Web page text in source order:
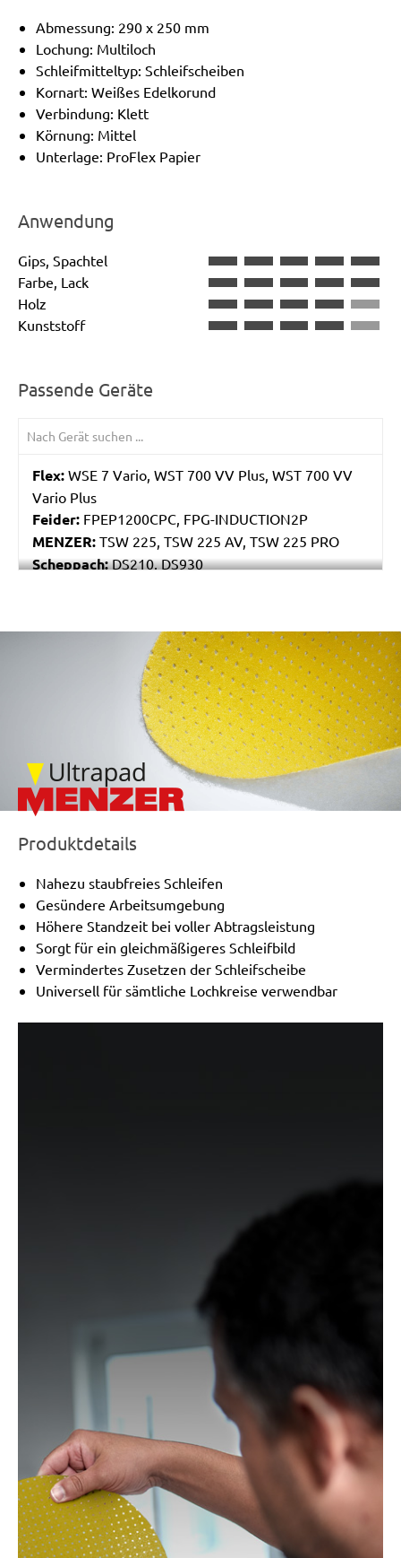
Abmessung: 290 x 250 mm
Lochung: Multiloch
Schleifmitteltyp: Schleifscheiben
Kornart: Weißes Edelkorund
Verbindung: Klett
Körnung: Mittel
Unterlage: ProFlex Papier
Anwendung
Gips, Spachtel
Farbe, Lack
Holz
Kunststoff
Passende Geräte
Flex: WSE 7 Vario, WST 700 VV Plus, WST 700 VV
Vario Plus
Feider: FPEP1200CPC, FPG-INDUCTION2P
MENZER: TSW 225, TSW 225 AV, TSW 225 PRO
Scheppach:DS210, DS930
/marketing/parallax/menzer/parallax_logos/
Produktdetails
Nahezu staubfreies Schleifen
Gesündere Arbeitsumgebung
Höhere Standzeit bei voller Abtragsleistung
Sorgt für ein gleichmäßigeres Schleifbild
Vermindertes Zusetzen der Schleifscheibe
Universell für sämtliche Lochkreise verwendbar